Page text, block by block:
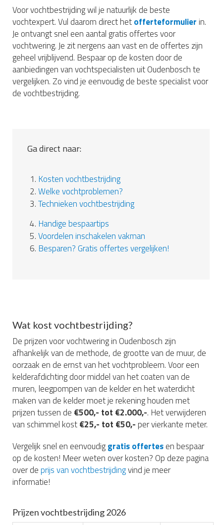
Voor vochtbestrijding wil je natuurlijk de beste
vochtexpert. Vul daarom direct hetofferteformulier in.
Je ontvangt snel een aantal gratis offertes voor
vochtwering. Je zit nergens aan vast en de offertes zijn
geheel vrijblijvend. Bespaar op de kosten door de
aanbiedingen van vochtspecialisten uit Oudenbosch te
vergelijken. Zo vind je eenvoudig de beste specialist voor
de vochtbestrijding.
Ga direct naar:
1. Kosten vochtbestrijding
2.Welke vochtproblemen?
3.Technieken vochtbestrijding
4. Handige bespaartips
5.Voordelen inschakelen vakman
6. Besparen? Gratis offertes vergelijken!
Wat kost vochtbestrijding?
De prijzen voor vochtwering in Oudenbosch zijn
afhankelijk van de methode, de grootte van de muur, de
oorzaak en de ernst van het vochtprobleem. Voor een
kelderafdichting door middel van het coaten van de
muren, leegpompen van de kelder en het waterdicht
maken van de kelder moet je rekening houden met
prijzen tussen de €500,- tot €2.000,-. Het verwijderen
van schimmel kost€25,- tot €50,- per vierkante meter.
Vergelijk snel en eenvoudiggratis offertesen bespaar
op de kosten! Meer weten over kosten? Op deze pagina
over deprijs van vochtbestrijdingvind je meer
informatie!
Prijzen vochtbestrijding 2026